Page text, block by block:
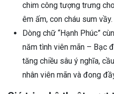
chim công tượng trưng
êm ấm, con cháu sum vầy.
Dòng chữ “Hạnh Phúc”
năm tình viên mãn – Bạc
tăng chiều sâu ý nghĩa,
nhân viên mãn và đong